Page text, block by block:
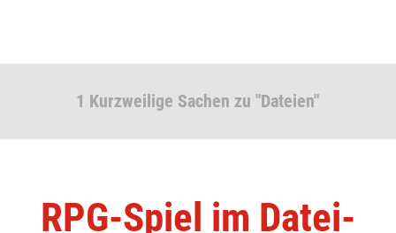
1 Kurzweilige Sachen zu "Dateien"
RPG-Spiel im Datei-